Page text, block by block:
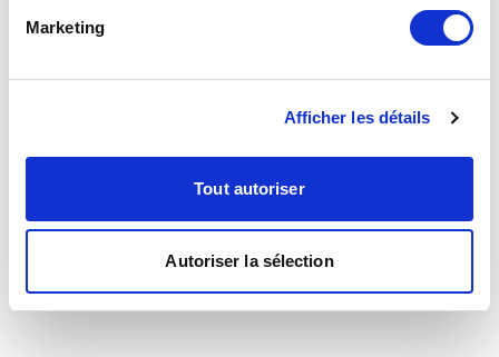
Marketing
Afficher les détails
Tout autoriser
Autoriser la sélection